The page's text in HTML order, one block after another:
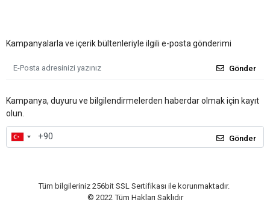
Kampanyalarla ve içerik bültenleriyle ilgili e-posta gönderimi
Gönder
Kampanya, duyuru ve bilgilendirmelerden haberdar olmak için kayıt
olun.
Gönder
Tüm bilgileriniz 256bit SSL Sertifikası ile korunmaktadır.
© 2022 Tüm Hakları Saklıdır